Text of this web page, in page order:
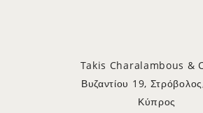
Takis Charalambous &
Βυζαντίου 19,
Κύπρος